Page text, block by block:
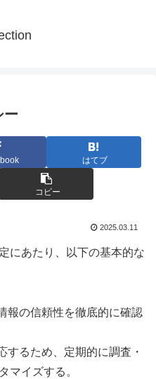
ー
はてブ
コピー
2025.03.11
にあたり、以下の基本的な
報の信頼性を徹底的に確認
するため、定期的に調査・
マイズする。